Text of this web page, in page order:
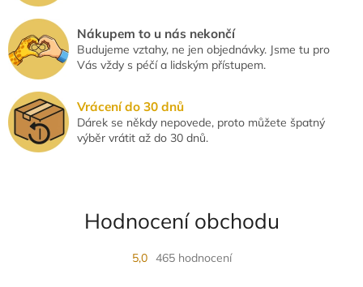
Nákupem to u nás nekončí
Budujeme vztahy, ne jen objednávky. Jsme tu pro
Vás vždy s péčí a lidským přístupem.
Vrácení do 30 dnů
Dárek se někdy nepovede, proto můžete špatný
výběr vrátit až do 30 dnů.
Hodnocení obchodu
5,0 465 hodnocení